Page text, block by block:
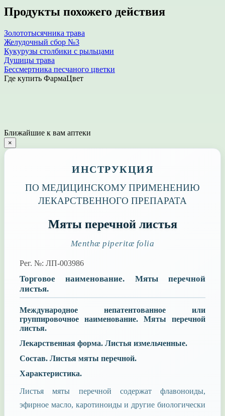
Продукты похожего действия
Золототысячника трава
Желудочный сбор №3
Кукурузы столбики с рыльцами
Душицы трава
Бессмертника песчаного цветки
Где купить ФармаЦвет
Ближайшие к вам аптеки
×
ИНСТРУКЦИЯ
ПО МЕДИЦИНСКОМУ ПРИМЕНЕНИЮ
ЛЕКАРСТВЕННОГО ПРЕПАРАТА
Мяты перечной листья
Menthæ piperitæ folia
Рег. №: ЛП-003986
Торговое наименование.
Мяты перечной
листья.
Международное непатентованное или
группировочное наименование.
Мяты перечной
листья.
Лекарственная форма. Листья измельченные.
Состав. Листья мяты перечной.
Характеристика.
Листья мяты перечной содержат флавоноиды,
эфирное масло, каротиноиды и другие биологически